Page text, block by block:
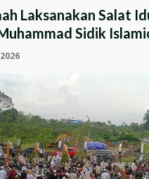
Laksanakan Salat
Sidik